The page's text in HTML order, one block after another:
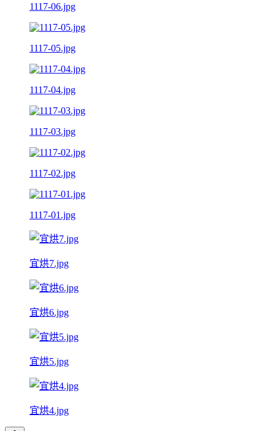
1117-06.jpg
1117-05.jpg
1117-04.jpg
1117-03.jpg
1117-02.jpg
1117-01.jpg
宜烘7.jpg
宜烘6.jpg
宜烘5.jpg
宜烘4.jpg